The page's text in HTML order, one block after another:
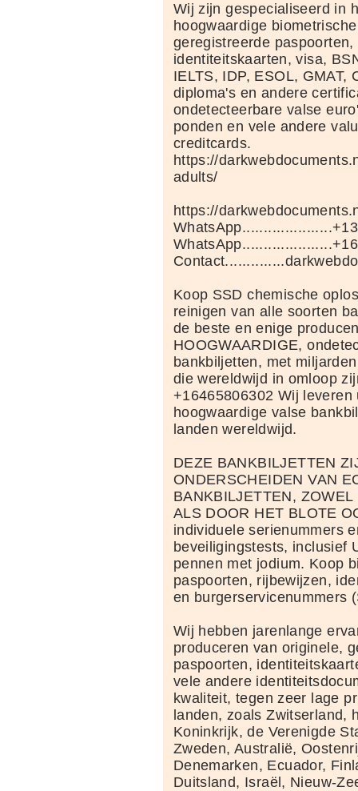
Wij zijn gespecialiseerd in
hoogwaardige
geregistreerde
identiteitskaarten, visa,
IELTS, IDP, ESOL, GMAT,
diploma's en andere
ondetecteerbare valse
ponden en vele andere
creditcards.
https://
adults/
https://
Koop SSD chemische
reinigen van alle soorten
de beste en enige
HOOGWAARDIGE,
bankbiljetten, met
die wereldwijd in omloop
+16465806302 Wij
hoogwaardige valse
landen wereldwijd.
DEZE BANKBILJETTEN
ONDERSCHEIDEN VAN
BANKBILJETTEN,
ALS DOOR HET BLOTE
individuele serienummers
beveiligingstests, inclusief
pennen met jodium. Koop
paspoorten, rijbewijzen,
en burgerservicenummers
Wij hebben jarenlange
produceren van originele,
paspoorten,
vele andere
kwaliteit, tegen zeer lage
landen, zoals Zwitserland,
Koninkrijk, de Verenigde
Zweden, Australië,
Denemarken, Ecuador,
Duitsland, Israël, Nieuw-